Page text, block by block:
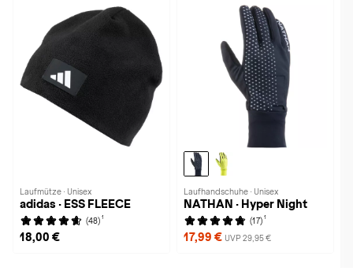
Laufmütze · Unisex
adidas · ESS FLEECE
(48) 1
18,00 €
Laufhandschuhe · Unisex
NATHAN · Hyper Night
(17) 1
17,99 € UVP 29,95 €